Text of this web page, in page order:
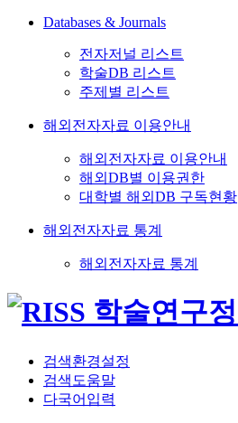
Databases & Journals
전자저널 리스트
학술DB 리스트
주제별 리스트
해외전자자료 이용안내
해외전자자료 이용안내
해외DB별 이용권한
대학별 해외DB 구독현황
해외전자자료 통계
해외전자자료 통계
검색환경설정
검색도움말
다국어입력